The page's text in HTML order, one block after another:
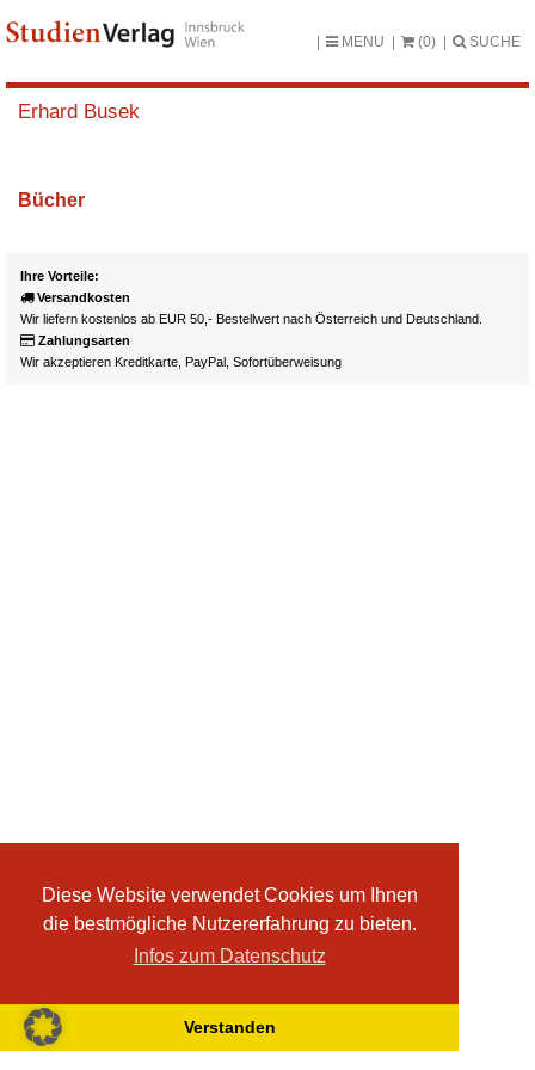
Diese Website verwendet Cookies um Ihnen
die bestmögliche Nutzererfahrung zu bieten.
Infos zum Datenschutz
Verstanden
MENU (0) SUCHE
Erhard Busek
Bücher
Ihre Vorteile:
Versandkosten
Wir liefern kostenlos ab EUR 50,- Bestellwert nach Österreich und Deutschland.
Zahlungsarten
Wir akzeptieren Kreditkarte, PayPal, Sofortüberweisung